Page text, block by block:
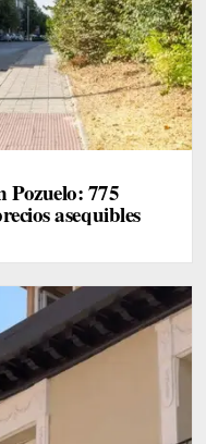
Pozuelo: 775
asequibles